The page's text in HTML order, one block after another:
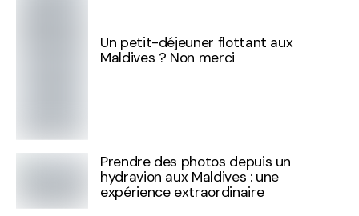
Un petit-déjeuner flottant aux
Maldives ? Non merci
Prendre des photos depuis un
hydravion aux Maldives : une
expérience extraordinaire